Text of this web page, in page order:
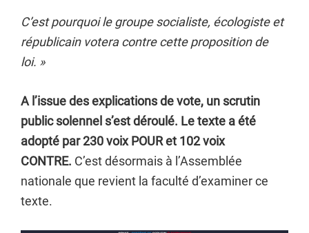
C’est pourquoi le groupe socialiste, écologiste et
républicain votera contre cette proposition de
loi. »
A l’issue des explications de vote, un scrutin
public solennel s’est déroulé. Le texte a été
adopté par 230 voix POUR et 102 voix
CONTRE. C’est désormais à l’Assemblée
nationale que revient la faculté d’examiner ce
texte.